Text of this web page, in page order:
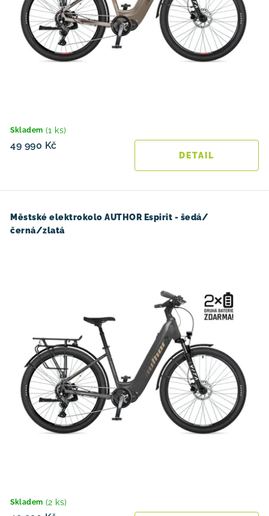
Skladem (1 ks)
49 990 Kč
Městské elektrokolo AUTHOR Espirit - šedá/
černá/zlatá
Skladem (2 ks)